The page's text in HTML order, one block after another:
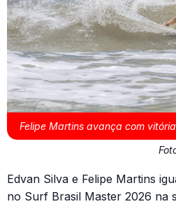
Felipe Martins avança com
Edvan Silva e Felipe Martins
no Surf Brasil Master 2026 na